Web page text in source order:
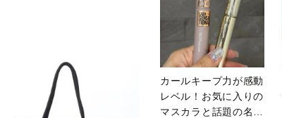
カールキープ力が感動
レベル！お気に入りの
マスカラと話題の名品